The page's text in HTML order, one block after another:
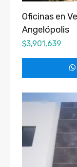
Oficinas en
Angelópolis
$3,901,639